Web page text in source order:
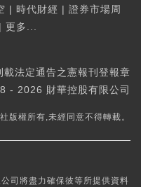
| 時代財經 | 證券市場周
| 更多...
載法定通告之憲報刊登報章
- 2026 財華控股有限公司
版權所有,未經同意不得轉載。
司將盡力確保彼等所提供資料